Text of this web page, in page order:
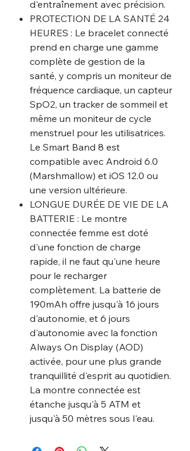
d'entraînement avec précision.
PROTECTION DE LA SANTÉ 24
HEURES : Le bracelet connecté
prend en charge une gamme
complète de gestion de la
santé, y compris un moniteur de
fréquence cardiaque, un capteur
SpO2, un tracker de sommeil et
même un moniteur de cycle
menstruel pour les utilisatrices.
Le Smart Band 8 est
compatible avec Android 6.0
(Marshmallow) et iOS 12.0 ou
une version ultérieure.
LONGUE DURÉE DE VIE DE LA
BATTERIE : Le montre
connectée femme est doté
d'une fonction de charge
rapide, il ne faut qu'une heure
pour le recharger
complètement. La batterie de
190mAh offre jusqu'à 16 jours
d'autonomie, et 6 jours
d'autonomie avec la fonction
Always On Display (AOD)
activée, pour une plus grande
tranquillité d'esprit au quotidien.
La montre connectée est
étanche jusqu'à 5 ATM et
jusqu'à 50 mètres sous l'eau.